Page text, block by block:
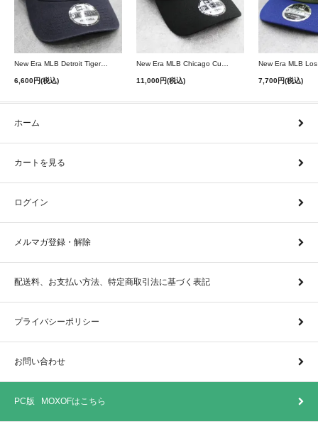
New Era MLB Detroit Tigers Postseason 9Twenty Strapback Cap - Navy
6,600円(税込)
New Era MLB Chicago Cubs 9Forty A-Frame Snapback Cap - Black
11,000円(税込) 7,700円(税込)
ホーム
カートを見る
ログイン
メルマガ登録・解除
配送料、お支払い方法、特定商取引法に基づく表記
プライバシーポリシー
お問い合わせ
PC版 MOXOFはこちら